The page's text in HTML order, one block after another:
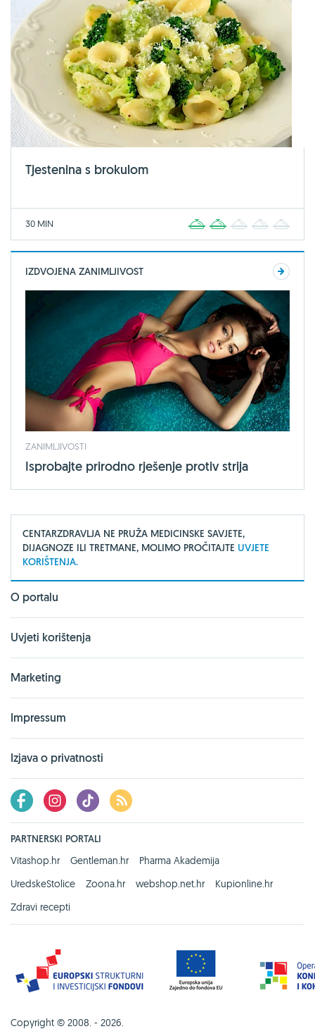
Tjestenina s brokulom
30 MIN 2 3 4
IZDVOJENA ZANIMLJIVOST
ZANIMLJIVOSTI
Isprobajte prirodno rješenje protiv strija
CENTARZDRAVLJA NE PRUŽA MEDICINSKE SAVJETE,
DIJAGNOZE ILI TRETMANE, MOLIMO PROČITAJTE UVJETE
KORIŠTENJA.
O portalu
Uvjeti korištenja
Marketing
Impressum
Izjava o privatnosti
PARTNERSKI PORTALI
Vitashop.hr
Gentleman.hr
Pharma Akademija
UredskeStolice
Zoona.hr webshop.net.hr
Kupionline.hr
Zdravi recepti
Copyright © 2008. - 2026.